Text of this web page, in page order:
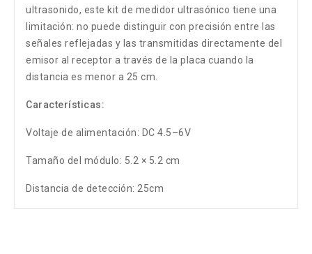
ultrasonido, este kit de medidor ultrasónico tiene una
limitación: no puede distinguir con precisión entre las
señales reflejadas y las transmitidas directamente del
emisor al receptor a través de la placa cuando la
distancia es menor a 25 cm.
Características:
Voltaje de alimentación: DC 4.5–6V
Tamaño del módulo: 5.2 × 5.2 cm
Distancia de detección: 25cm